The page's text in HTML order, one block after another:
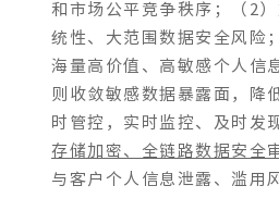
和市场公平竞争秩序；（2
统性、大范围数据安全风险
海量高价值、高敏感个人信
则收敛敏感数据暴露面，降
时管控，实时监控、及时发
存储加密、全链路数据安全
与客户个人信息泄露、滥用